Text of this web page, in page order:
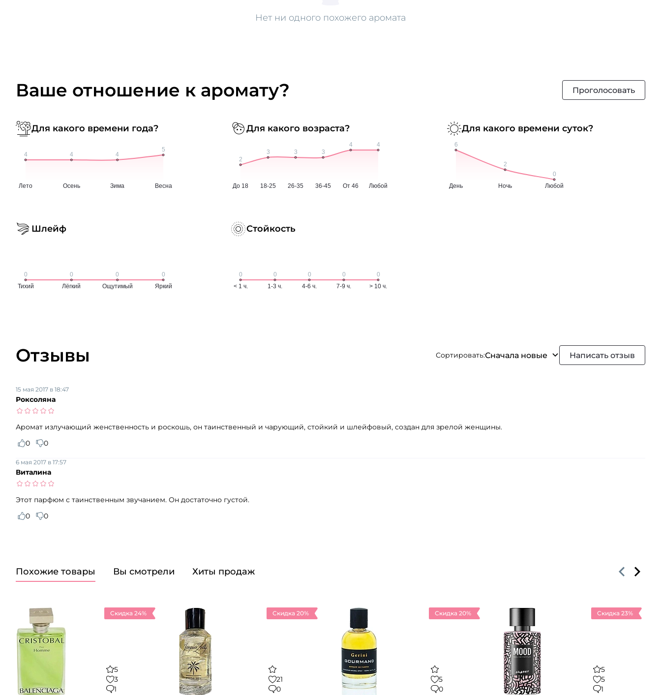
Нет ни одного похожего аромата
Ваше отношение к аромату? Проголосовать
Для какого времени года? Для какого возраста? Для какого времени суток?
Шлейф Стойкость
Отзывы Сортировать:Сначала новые Написать отзыв
Роксоляна
15 мая 2017 в 18:47
Аромат излучающий женственность и роскошь, он таинственный и чарующий, стойкий и шлейфовый, создан для зрелой женщины.
0
0
Виталина
6 мая 2017 в 17:57
Этот парфюм с таинственным звучанием. Он достаточно густой.
0
0
Похожие товары Вы смотрели Хиты продаж
Скидка 24%
5
3
1
Скидка 20%
21
0
Скидка 20%
5
0
Скидка 23%
5
5
1